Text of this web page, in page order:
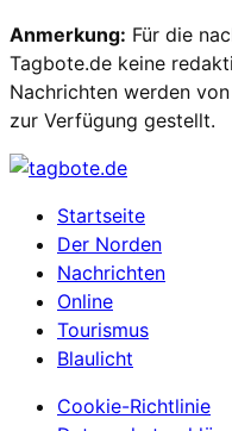
Anmerkung: Für die
Tagbote.de keine
Nachrichten werden
zur Verfügung gestellt.
Startseite
Der Norden
Nachrichten
Online
Tourismus
Blaulicht
Cookie-Richtlinie